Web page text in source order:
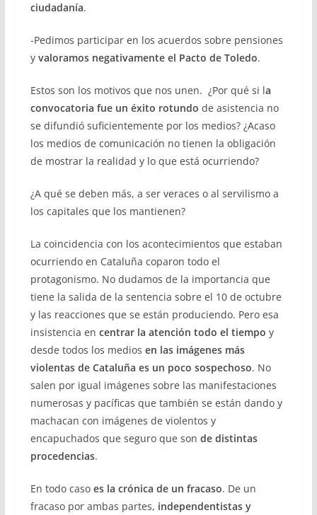
ciudadanía.
-Pedimos participar en los acuerdos sobre pensiones
y valoramos negativamente el Pacto de Toledo.
Estos son los motivos que nos unen. ¿Por qué si la
convocatoria fue un éxito rotundo de asistencia no
se difundió suficientemente por los medios? ¿Acaso
los medios de comunicación no tienen la obligación
de mostrar la realidad y lo que está ocurriendo?
¿A qué se deben más, a ser veraces o al servilismo a
los capitales que los mantienen?
La coincidencia con los acontecimientos que estaban
ocurriendo en Cataluña coparon todo el
protagonismo. No dudamos de la importancia que
tiene la salida de la sentencia sobre el 10 de octubre
y las reacciones que se están produciendo. Pero esa
insistencia en centrar la atención todo el tiempo y
desde todos los medios en las imágenes más
violentas de Cataluña es un poco sospechoso. No
salen por igual imágenes sobre las manifestaciones
numerosas y pacíficas que también se están dando y
machacan con imágenes de violentos y
encapuchados que seguro que son de distintas
procedencias.
En todo caso es la crónica de un fracaso. De un
fracaso por ambas partes, independentistas y